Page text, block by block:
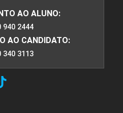
AO ALUNO:
940 2444
AO CANDIDATO:
340 3113